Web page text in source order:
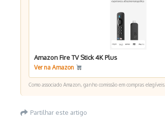
Amazon Fire TV Stick 4K Plus
Ver na Amazon
Como associado Amazon, ganho comissão em compras elegíveis.
Partilhar este artigo